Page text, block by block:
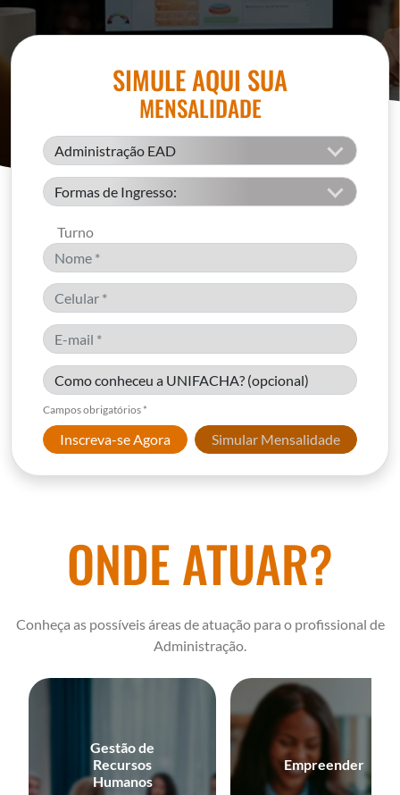
SIMULE AQUI SUA
MENSALIDADE
Turno
Campos obrigatórios *
Inscreva-se Agora Simular Mensalidade
ONDE ATUAR?
Conheça as possíveis áreas de atuação para o profissional de
Administração.
Gestão de
Recursos
Humanos
Empreender